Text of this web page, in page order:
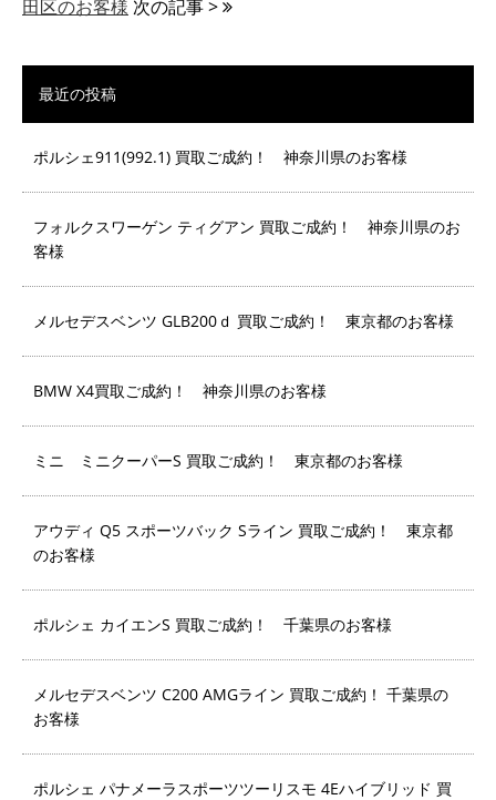
田区のお客様 次の記事 >
最近の投稿
ポルシェ911(992.1) 買取ご成約！ 神奈川県のお客様
フォルクスワーゲン ティグアン 買取ご成約！ 神奈川県のお
客様
メルセデスベンツ GLB200ｄ 買取ご成約！ 東京都のお客様
BMW X4買取ご成約！ 神奈川県のお客様
ミニ ミニクーパーS 買取ご成約！ 東京都のお客様
アウディ Q5 スポーツバック Sライン 買取ご成約！ 東京都
のお客様
ポルシェ カイエンS 買取ご成約！ 千葉県のお客様
メルセデスベンツ C200 AMGライン 買取ご成約！ 千葉県の
お客様
ポルシェ パナメーラスポーツツーリスモ 4Eハイブリッド 買